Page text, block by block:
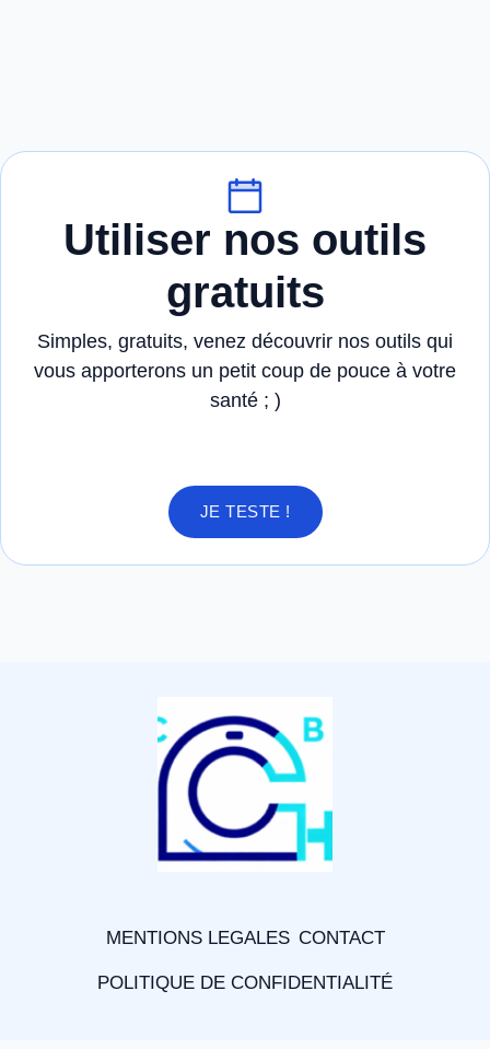
Utiliser nos outils
gratuits
Simples, gratuits, venez découvrir nos outils qui
vous apporterons un petit coup de pouce à votre
santé ; )
JE TESTE !
MENTIONS LEGALES CONTACT
POLITIQUE DE CONFIDENTIALITÉ